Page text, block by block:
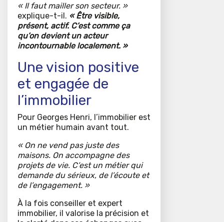
« Il faut mailler son secteur. »
explique-t-il. « Être visible,
présent, actif. C’est comme ça
qu’on devient un acteur
incontournable localement. »
Une vision positive
et engagée de
l’immobilier
Pour Georges Henri, l’immobilier est
un métier humain avant tout.
« On ne vend pas juste des
maisons. On accompagne des
projets de vie. C’est un métier qui
demande du sérieux, de l’écoute et
de l’engagement. »
À la fois conseiller et expert
immobilier, il valorise la précision et